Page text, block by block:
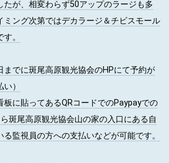
たが、相変わらず50アップのラージも多
ミング次第ではデカラージ＆チビスモール
。
までに斑尾高原観光協会のHPにて予約が
）
板に貼ってあるQRコードでのPaypayでの
斑尾高原観光協会山の家の入口にある自
監視員の方への支払いなどが可能です。